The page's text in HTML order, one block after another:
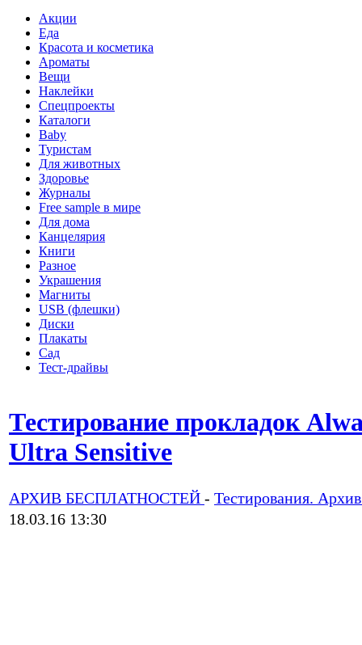
Акции
Еда
Красота и косметика
Ароматы
Вещи
Наклейки
Спецпроекты
Каталоги
Baby
Туристам
Для животных
Здоровье
Журналы
Free sample в мире
Для дома
Канцелярия
Книги
Разное
Украшения
Магниты
USB (флешки)
Диски
Плакаты
Сад
Тест-драйвы
Тестирование прокладок
Ultra Sensitive
АРХИВ БЕСПЛАТНОСТЕЙ - Тестирования.
18.03.16 13:30